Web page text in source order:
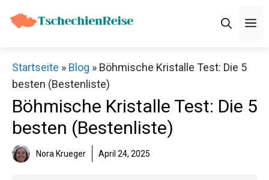
Inhalt
Startseite » Blog » Böhmische Kristalle Test: Die 5
besten (Bestenliste)
Böhmische Kristalle Test: Die 5
besten (Bestenliste)
Nora Krueger April 24, 2025